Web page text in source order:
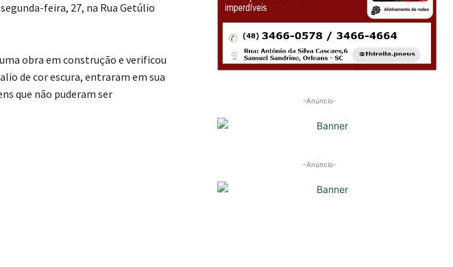
feira, 27, na Rua Getúlio
obra em construção e verificou
de cor escura, entraram em sua
que não puderam ser
-Anúncio-
-Anúncio-